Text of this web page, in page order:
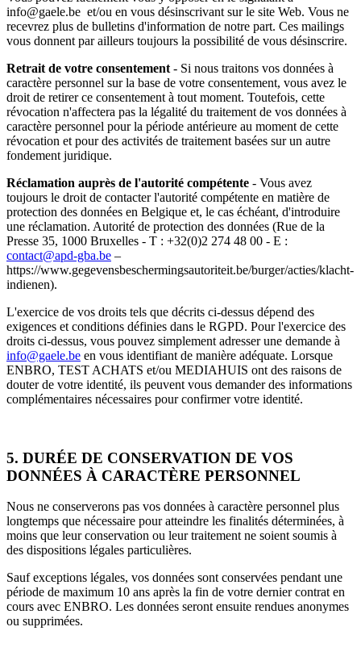
info@gaele.be et/ou en vous désinscrivant sur le site Web. Vous ne
recevrez plus de bulletins d'information de notre part. Ces mailings
vous donnent par ailleurs toujours la possibilité de vous désinscrire.
Retrait de votre consentement - Si nous traitons vos données à
caractère personnel sur la base de votre consentement, vous avez le
droit de retirer ce consentement à tout moment. Toutefois, cette
révocation n'affectera pas la légalité du traitement de vos données à
caractère personnel pour la période antérieure au moment de cette
révocation et pour des activités de traitement basées sur un autre
fondement juridique.
Réclamation auprès de l'autorité compétente - Vous avez
toujours le droit de contacter l'autorité compétente en matière de
protection des données en Belgique et, le cas échéant, d'introduire
une réclamation. Autorité de protection des données (Rue de la
Presse 35, 1000 Bruxelles - T : +32(0)2 274 48 00 - E :
contact@apd-gba.be –
https://www.gegevensbeschermingsautoriteit.be/burger/acties/klacht-
indienen).
L'exercice de vos droits tels que décrits ci-dessus dépend des
exigences et conditions définies dans le RGPD. Pour l'exercice des
droits ci-dessus, vous pouvez simplement adresser une demande à
info@gaele.be en vous identifiant de manière adéquate. Lorsque
ENBRO, TEST ACHATS et/ou MEDIAHUIS ont des raisons de
douter de votre identité, ils peuvent vous demander des informations
complémentaires nécessaires pour confirmer votre identité.
5. DURÉE DE CONSERVATION DE VOS
DONNÉES À CARACTÈRE PERSONNEL
Nous ne conserverons pas vos données à caractère personnel plus
longtemps que nécessaire pour atteindre les finalités déterminées, à
moins que leur conservation ou leur traitement ne soient soumis à
des dispositions légales particulières.
Sauf exceptions légales, vos données sont conservées pendant une
période de maximum 10 ans après la fin de votre dernier contrat en
cours avec ENBRO. Les données seront ensuite rendues anonymes
ou supprimées.